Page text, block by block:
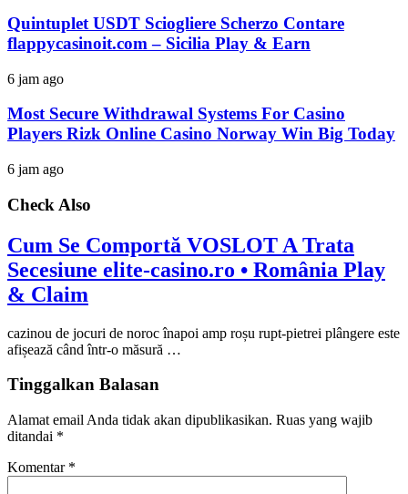
Quintuplet USDT Sciogliere Scherzo Contare
flappycasinoit.com – Sicilia Play & Earn
6 jam ago
Most Secure Withdrawal Systems For Casino
Players Rizk Online Casino Norway Win Big Today
6 jam ago
Check Also
Cum Se Comportă VOSLOT A Trata
Secesiune elite-casino.ro • România Play
& Claim
cazinou de jocuri de noroc înapoi amp roșu rupt-pietrei plângere este
afișează când într-o măsură …
Tinggalkan Balasan
Alamat email Anda tidak akan dipublikasikan. Ruas yang wajib
ditandai *
Komentar *